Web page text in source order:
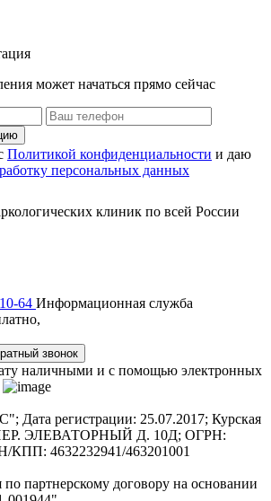
может начаться прямо сейчас
Политикой конфиденциальности и даю
персональных данных
клиник по всей России
64 Информационная служба
звонок
наличными и с помощью электронных
регистрации: 25.07.2017; Курская
ЭЛЕВАТОРНЫЙ Д. 10Д; ОГРН:
КПП: 4632232941/463201001
по партнерскому договору на основании